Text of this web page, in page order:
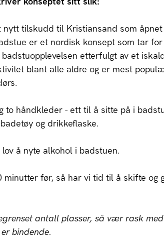
nytt tilskudd til Kristiansand som åpnet
er et nordisk konsept som tar
etterfulgt av et
blant alle aldre og er mest
to håndkleder - ett til å sitte på i
og drikkeflaske.
å nyte alkohol i badstuen.
minutter før, så har vi tid til å skifte og
antall plasser, så vær rask
bindende.